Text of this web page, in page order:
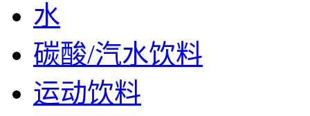
水
碳酸/汽水饮料
运动饮料